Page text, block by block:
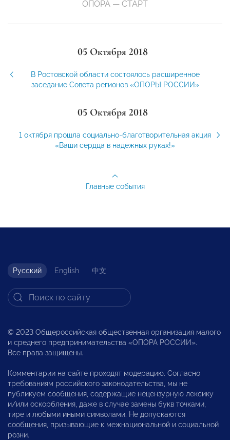
ОПОРА — СТАРТ
05 Октября 2018
В Ростовской области состоялось расширенное
заседание Совета регионов «ОПОРЫ РОССИИ»
05 Октября 2018
1 октября прошла социально-благотворительная акция
«Ваши сердца в надежных руках!»
Главные события
Русский English 中文
© 2023 Общероссийская общественная организация малого
и среднего предпринимательства «ОПОРА РОССИИ».
Все права защищены.
Комментарии на сайте проходят модерацию. Согласно
требованиям российского законодательства, мы не
публикуем сообщения, содержащие нецензурную лексику
и/или оскорбления, даже в случае замены букв точками,
тире и любыми иными символами. Не допускаются
сообщения, призывающие к межнациональной и социальной
розни.